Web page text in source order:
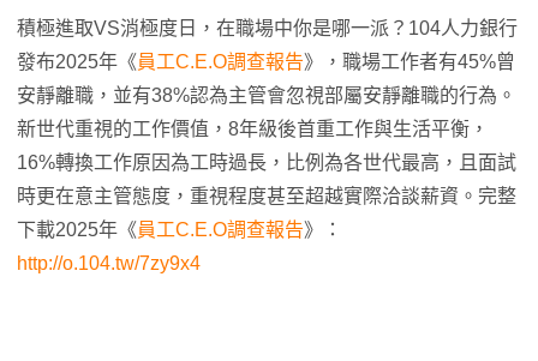
積極進取VS消極度日，在職場中你是哪一派？104人力銀行
發布2025年《員工C.E.O調查報告》，職場工作者有45%曾
安靜離職，並有38%認為主管會忽視部屬安靜離職的行為。
新世代重視的工作價值，8年級後首重工作與生活平衡，
16%轉換工作原因為工時過長，比例為各世代最高，且面試
時更在意主管態度，重視程度甚至超越實際洽談薪資。完整
下載2025年《員工C.E.O調查報告》：
http://o.104.tw/7zy9x4